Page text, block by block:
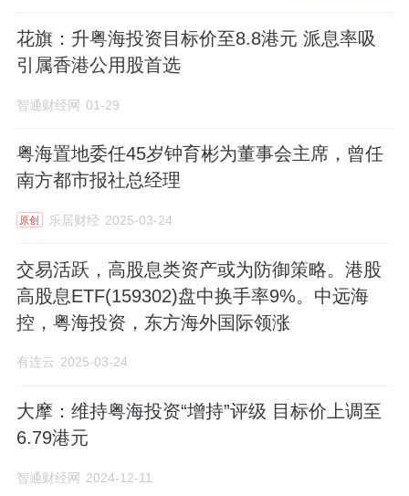
花旗：升粤海投资目标价至8.8港元 派息率吸
引属香港公用股首选
智通财经网 01-29
粤海置地委任45岁钟育彬为董事会主席，曾任
南方都市报社总经理
原创 乐居财经 2025-03-24
交易活跃，高股息类资产或为防御策略。港股
高股息ETF(159302)盘中换手率9%。中远海
控，粤海投资，东方海外国际领涨
有连云 2025-03-24
大摩：维持粤海投资“增持”评级 目标价上调至
6.79港元
智通财经网 2024-12-11